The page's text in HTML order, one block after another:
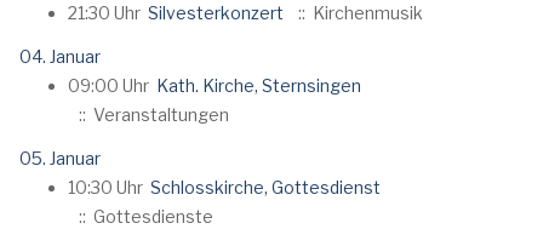
21:30 Uhr Silvesterkonzert :: Kirchenmusik
04. Januar
09:00 Uhr Kath. Kirche, Sternsingen
:: Veranstaltungen
05. Januar
10:30 Uhr Schlosskirche, Gottesdienst
:: Gottesdienste